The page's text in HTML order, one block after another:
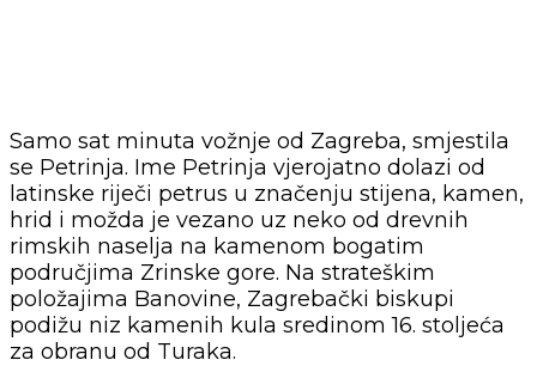
Samo sat minuta vožnje od Zagreba, smjestila
se Petrinja. Ime Petrinja vjerojatno dolazi od
latinske riječi petrus u značenju stijena, kamen,
hrid i možda je vezano uz neko od drevnih
rimskih naselja na kamenom bogatim
područjima Zrinske gore. Na strateškim
položajima Banovine, Zagrebački biskupi
podižu niz kamenih kula sredinom 16. stoljeća
za obranu od Turaka.